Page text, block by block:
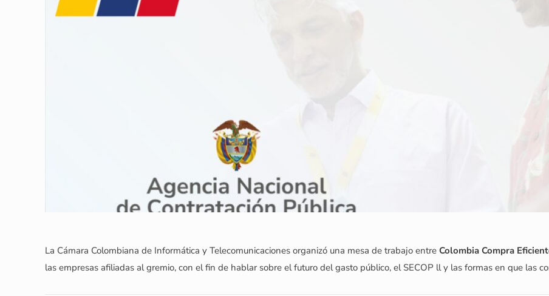
La Cámara Colombiana de Informática y Telecomunicaciones organizó una mesa de trabajo entreColombia Compra
las empresas afiliadas al gremio, con el fin de hablar sobre el futuro del gasto público, el SECOP ll y las formas en que las